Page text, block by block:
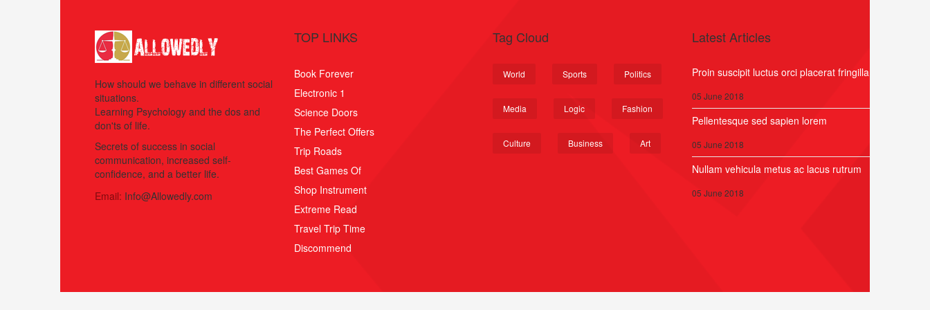
How should we behave in different social
situations.
Learning Psychology and the dos and
don'ts of life.
Secrets of success in social
communication, increased self-
confidence, and a better life.
Email: Info@Allowedly.com
TOP LINKS
Book Forever
Electronic 1
Science Doors
The Perfect Offers
Trip Roads
Best Games Of
Shop Instrument
Extreme Read
Travel Trip Time
Discommend
Tag Cloud
World Sports Politics
Media Logic Fashion
Culture Business Art
Latest Articles
Proin suscipit luctus orci placerat fringilla
05 June 2018
Pellentesque sed sapien lorem
05 June 2018
Nullam vehicula metus ac lacus rutrum
05 June 2018